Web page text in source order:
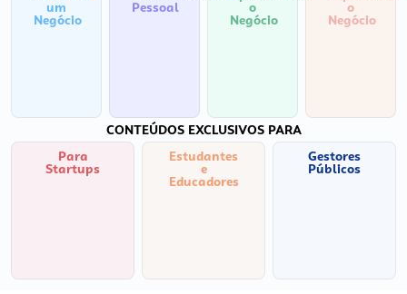
um
Negócio
Pessoal o
Negócio
o
Negócio
CONTEÚDOS EXCLUSIVOS PARA
Para
Startups
Estudantes
e
Educadores
Gestores
Públicos